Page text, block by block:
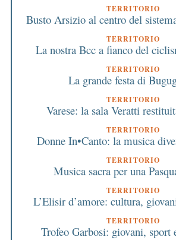
TERRITORIO
Busto Arsizio al centro del
TERRITORIO
La nostra Bcc a fianco del
TERRITORIO
La grande festa di
TERRITORIO
Varese: la sala Veratti
TERRITORIO
Donne In•Canto: la musica
TERRITORIO
Musica sacra per una
TERRITORIO
L’Elisir d’amore: cultura,
TERRITORIO
Trofeo Garbosi: giovani, sport